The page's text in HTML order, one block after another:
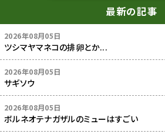
最新の記事
2026年08月05日
ツシマヤマネコの排卵とか...
2026年08月05日
サギソウ
2026年08月05日
ボルネオテナガザルのミューはすごい